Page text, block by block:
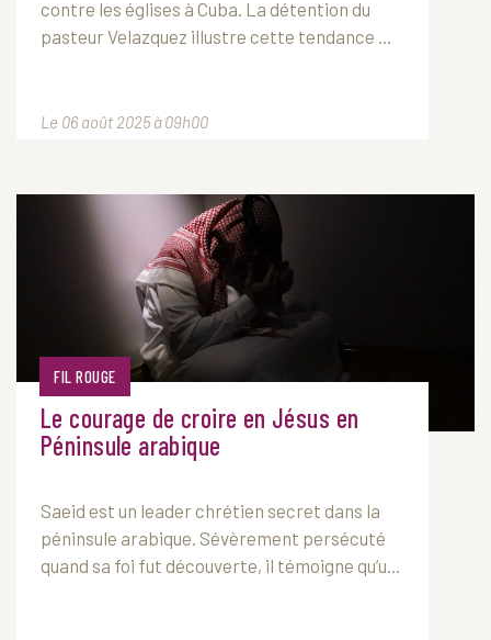
contre les églises à Cuba. La détention du
pasteur Velazquez illustre cette tendance ...
Le 06 août 2025 à 09h00
FIL ROUGE
Le courage de croire en Jésus en
Péninsule arabique
Saeid est un leader chrétien secret dans la
péninsule arabique. Sévèrement persécuté
quand sa foi fut découverte, il témoigne qu’u...